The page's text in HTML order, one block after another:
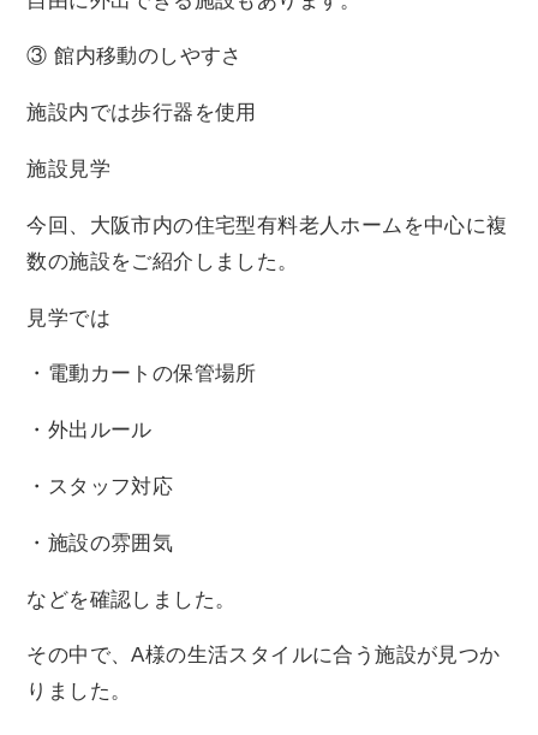
③ 館内移動のしやすさ
施設内では歩行器を使用
施設見学
今回、大阪市内の住宅型有料老人ホームを中心に複
数の施設をご紹介しました。
見学では
・電動カートの保管場所
・外出ルール
・スタッフ対応
・施設の雰囲気
などを確認しました。
その中で、A様の生活スタイルに合う施設が見つか
りました。